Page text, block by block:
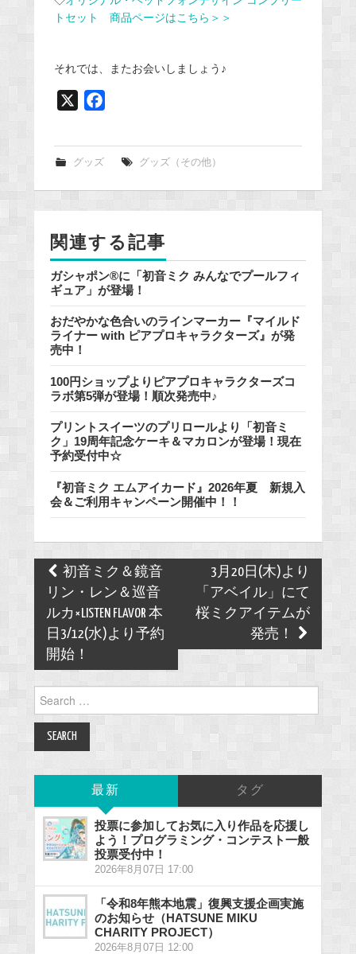
トセット 商品ページはこちら＞＞
それでは、またお会いしましょう♪
k
グッズ グッズ（その他）
関連する記事
ガシャポン®に「初音ミク みんなでプールフィ
ギュア」が登場！
おだやかな色合いのラインマーカー『マイルド
ライナー with ピアプロキャラクターズ』が発
売中！
100円ショップよりピアプロキャラクターズコ
ラボ第5弾が登場！順次発売中♪
プリントスイーツのプリロールより「初音ミ
ク」19周年記念ケーキ＆マカロンが登場！現在
予約受付中☆
『初音ミク エムアイカード』2026年夏 新規入
会＆ご利用キャンペーン開催中！！
Post
navigation
初音ミク＆鏡音
リン・レン＆巡音
ルカ×LISTEN FLAVOR 本
日3/12(水)より予約
開始！
3月20日(木)より
「アベイル」にて
桜ミクアイテムが
発売！
for:
最新 タグ
投票に参加してお気に入り作品を応援し
よう！プログラミング・コンテスト一般
投票受付中！
2026年8月07日 17:00
「令和8年熊本地震」復興支援企画実施
のお知らせ（HATSUNE MIKU
CHARITY PROJECT）
2026年8月07日 12:00